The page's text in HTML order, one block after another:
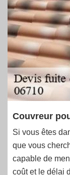
Couvreur
Si vous êtes
que vous
capable de
coût et le délai